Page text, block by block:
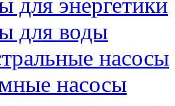
для воды
насосы
насосы